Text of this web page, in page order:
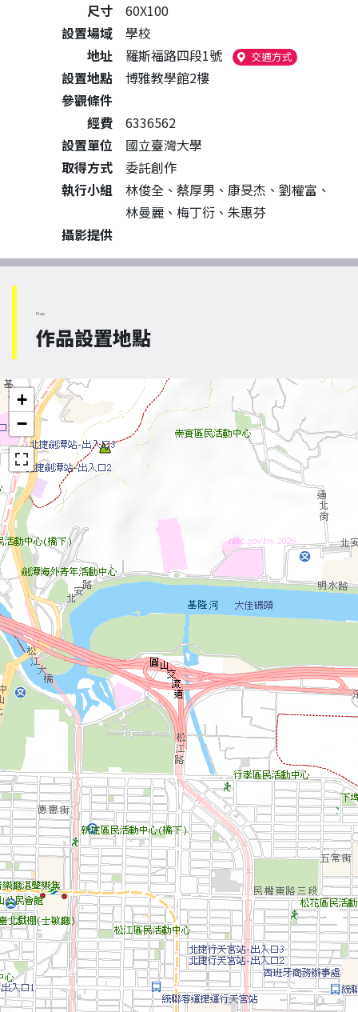
尺寸
60X100
設置場域
學校
地址
羅斯福路四段1號 交通方式（另開新視窗
設置地點
博雅教學館2樓
參觀條件
經費
6336562
設置單位
國立臺灣大學
取得方式
委託創作
執行小組
林俊全、蔡厚男、康旻杰、劉權富、
林曼麗、梅丁衍、朱惠芬
攝影提供
Map
作品設置地點
+
−